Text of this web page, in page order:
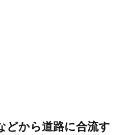
どから道路に合流す